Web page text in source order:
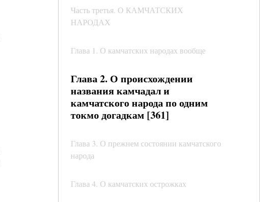
Часть третья. О КАМЧАТСКИХ
НАРОДАХ
Глава 1. О камчатских народах вообще
Глава 2. О происхождении
названия камчадал и
камчатского народа по одним
токмо догадкам [361]
Глава 3. О прежнем состоянии камчатского
народа
Глава 4. О камчатских острожках